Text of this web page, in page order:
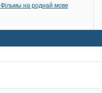
Фільмы на роднай мове